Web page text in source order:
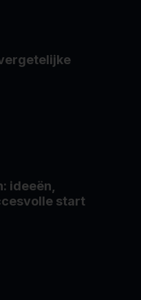
ideeën,
start